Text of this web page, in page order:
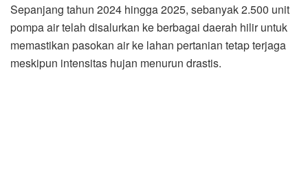
Sepanjang tahun 2024 hingga 2025, sebanyak 2.500 unit
pompa air telah disalurkan ke berbagai daerah hilir untuk
memastikan pasokan air ke lahan pertanian tetap terjaga
meskipun intensitas hujan menurun drastis.